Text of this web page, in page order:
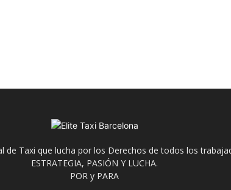
de Taxi que lucha por los Derechos de todos los
ESTRATEGIA, PASIÓN Y LUCHA.
POR y PARA